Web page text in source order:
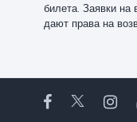
билета. Заявки на
дают права на
Facebook
Twitter